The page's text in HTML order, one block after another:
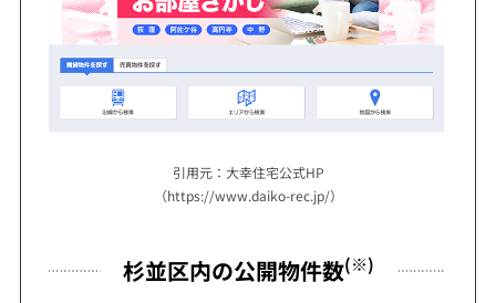
引用元：大幸住宅公式HP
（https://www.daiko-rec.jp/）
杉並区内の公開物件数(※)